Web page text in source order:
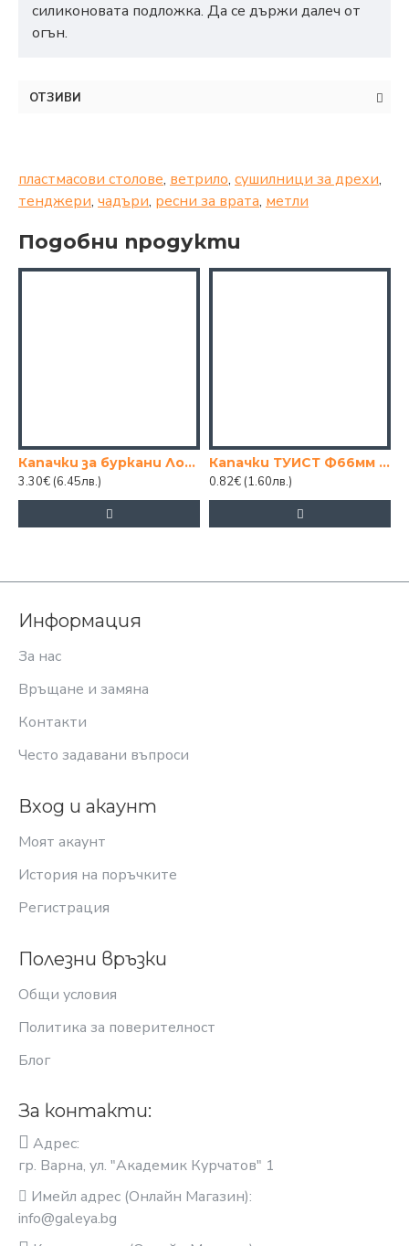
силиконовата подложка. Да се държи далеч от
огън.
ОТЗИВИ
пластмасови столове, ветрило, сушилници за дрехи,
тенджери, чадъри, ресни за врата, метли
Подобни продукти
Капачки за буркани Ловеч, 50 бр.
3.30€ (6.45лв.)
Капачки ТУИСТ Ф66мм 10 бр.
0.82€ (1.60лв.)
Информация
За нас
Връщане и замяна
Контакти
Често задавани въпроси
Вход и акаунт
Моят акаунт
История на поръчките
Регистрация
Полезни връзки
Общи условия
Политика за поверителност
Блог
За контакти:
Адрес:
гр. Варна, ул. "Академик Курчатов" 1
Имейл адрес (Онлайн Магазин):
info@galeya.bg